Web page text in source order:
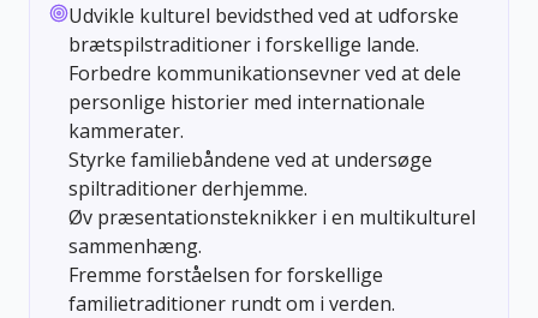
Udvikle kulturel bevidsthed ved at udforske
brætspilstraditioner i forskellige lande.
Forbedre kommunikationsevner ved at dele
personlige historier med internationale
kammerater.
Styrke familiebåndene ved at undersøge
spiltraditioner derhjemme.
Øv præsentationsteknikker i en multikulturel
sammenhæng.
Fremme forståelsen for forskellige
familietraditioner rundt om i verden.